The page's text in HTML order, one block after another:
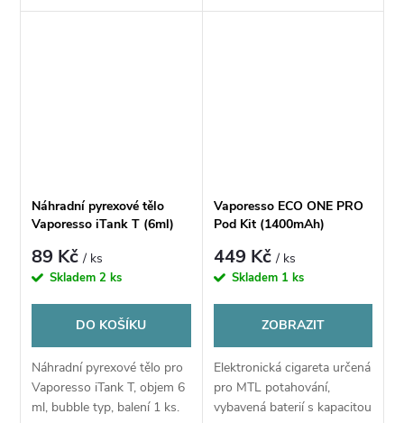
pletivo, horní plnění, vhodné
Náhradní pyrexové tělo
Vaporesso iTank T (6ml)
89 Kč/ ks
Skladem2 ks
DO KOŠÍKU
Náhradní pyrexové tělo pro
Vaporesso iTank T, objem 6
ml, bubble typ, balení 1 ks.
Vaporesso ECO ONE PRO
Pod Kit (1400mAh)
449 Kč/ ks
Skladem 1 ks
ZOBRAZIT
Elektronická cigareta určená
pro MTL potahování,
vybavená baterií s kapacitou